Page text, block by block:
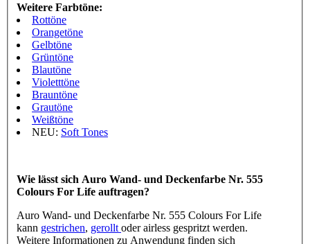
Weitere Farbtöne:
Rottöne
Orangetöne
Gelbtöne
Grüntöne
Blautöne
Violetttöne
Brauntöne
Grautöne
Weißtöne
NEU: Soft Tones
Wie lässt sich Auro Wand- und Deckenfarbe Nr. 555
Colours For Life auftragen?
Auro Wand- und Deckenfarbe Nr. 555 Colours For Life
kann gestrichen, gerollt oder airless gespritzt werden.
Weitere Informationen zu Anwendung finden sich